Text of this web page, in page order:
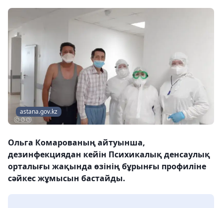
astana.gov.kz
Ольга Комарованың айтуынша,
дезинфекциядан кейін Психикалық денсаулық
орталығы жақында өзінің бұрынғы профиліне
сәйкес жұмысын бастайды.